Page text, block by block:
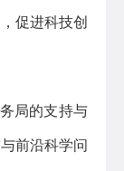
促进科技创
局的支持与
前沿科学问